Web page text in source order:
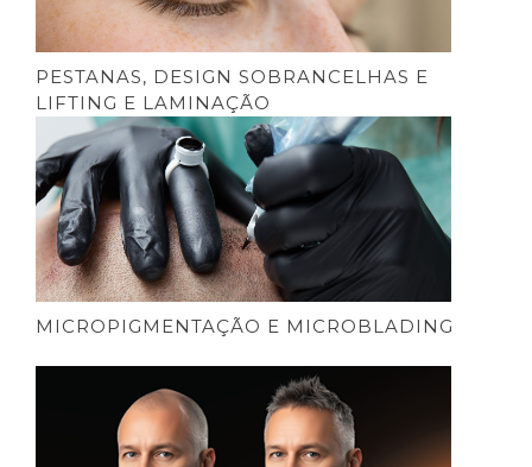
PESTANAS, DESIGN SOBRANCELHAS E
LIFTING E LAMINAÇÃO
MICROPIGMENTAÇÃO E MICROBLADING